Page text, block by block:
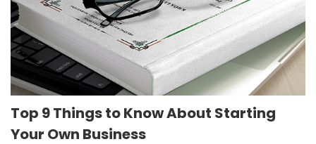
Top 9 Things to Know About Starting
Your Own Business